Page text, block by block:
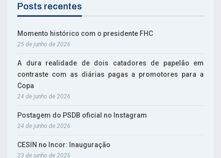
Posts recentes
Momento histórico com o presidente FHC
25 de junho de 2026
A dura realidade de dois catadores de papelão em
contraste com as diárias pagas a promotores para a
Copa
24 de junho de 2026
Postagem do PSDB oficial no Instagram
24 de junho de 2026
CESIN no Incor: Inauguração
23 de junho de 2026